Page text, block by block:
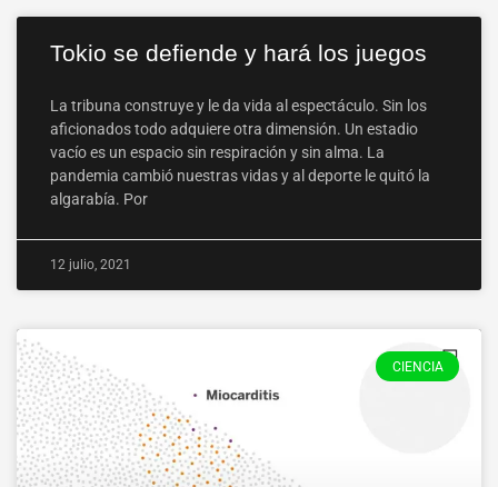
Tokio se defiende y hará los juegos
La tribuna construye y le da vida al espectáculo. Sin los
aficionados todo adquiere otra dimensión. Un estadio
vacío es un espacio sin respiración y sin alma. La
pandemia cambió nuestras vidas y al deporte le quitó la
algarabía. Por
12 julio, 2021
CIENCIA